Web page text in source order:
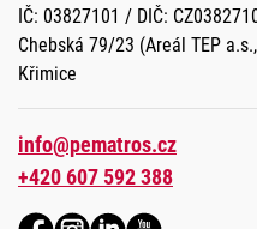
IČ: 03827101 / DIČ:
Chebská 79/23 (Areál TEP
Křimice
info@pematros.cz
+420 607 592 388